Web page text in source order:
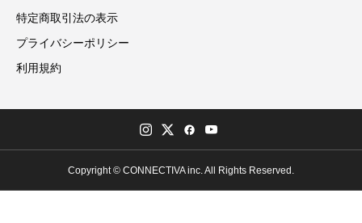
特定商取引法の表示
プライバシーポリシー
利用規約
Copyright © CONNECTIVA inc. All Rights Reserved.